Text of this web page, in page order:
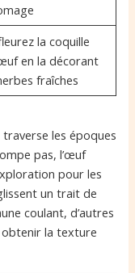
la coquille
en la décorant
fraîches
les époques
pas, l’œuf
pour les
un trait de
coulant, d’autres
la texture